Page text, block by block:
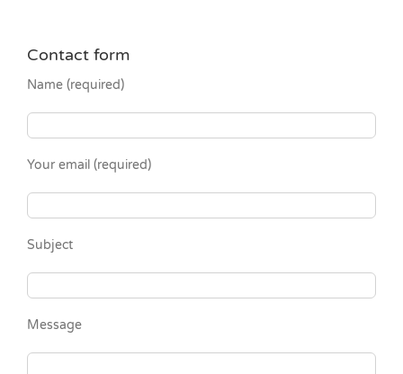
Contact form
Name (required)
Your email (required)
Subject
Message